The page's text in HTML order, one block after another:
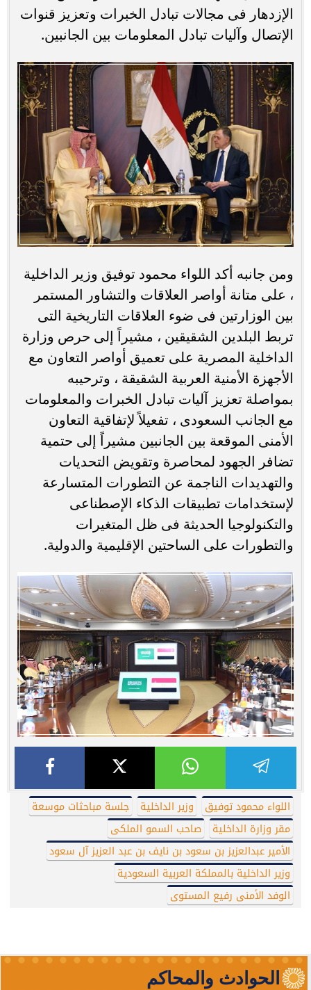
الإزدهار فى مجالات تبادل الخبرات وتعزيز قنوات
الإتصال وآليات تبادل المعلومات بين الجانبين.
ومن جانبه أكد اللواء محمود توفيق وزير الداخلية
، على متانة أواصر العلاقات والتشاور المستمر
بين الوزارتين فى ضوء العلاقات التاريخية التى
تربط البلدين الشقيقين ، مشيراً إلى حرص وزارة
الداخلية المصرية على تعميق أواصر التعاون مع
الأجهزة الأمنية العربية الشقيقة ، وترحيبه
بمواصلة تعزيز آليات تبادل الخبرات والمعلومات
مع الجانب السعودى ، تفعيلاً لإتفاقية التعاون
الأمنى الموقعة بين الجانبين مشيراً إلى حتمية
تضافر الجهود لمحاصرة وتقويض التحديات
والتهديدات الناجمة عن التطورات المتسارعة
لإستخدامات تطبيقات الذكاء الإصطناعى
والتكنولوجيا الحديثة فى ظل المتغيرات
والتطورات على الساحتين الإقليمية والدولية.
اللواء محمود توفيق وزير الداخلية
جلسة مباحثات موسعة
مقر وزارة الداخلية
صاحب السمو الملكى
الأمير عبدالعزيز بن سعود بن نايف بن عبد العزيز آل سعود
وزير الداخلية بالمملكة العربية السعودية
الوفد الأمنى رفيع المستوى
الحوادث والمحاكم